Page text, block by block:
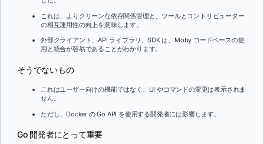
これは、よりクリーンな依存関係管理と、ツールとコントリビューター
の相互運用性の向上を意味します。
外部クライアント、API ライブラリ、SDK は、Moby コードベースの使
用と統合が容易であることがわかります。
そうでないもの
これはユーザー向けの機能ではなく、UI やコマンドの変更は表示されま
せん。
ただし、Docker の Go API を使用する開発者には影響します。
Go 開発者にとって重要